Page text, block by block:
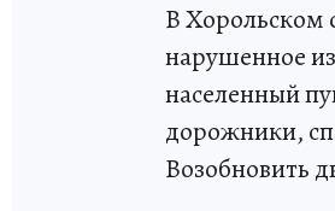
В Хорольском
нарушенное
населенный
дорожники,
Возобновить